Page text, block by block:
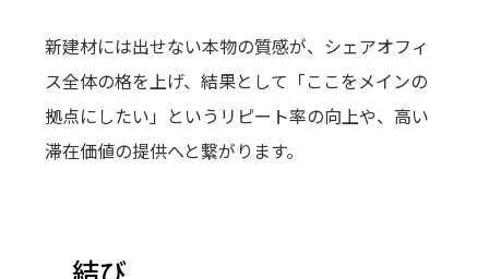
新建材には出せない本物の質感が、シェアオフィ
ス全体の格を上げ、結果として「ここをメインの
拠点にしたい」というリピート率の向上や、高い
滞在価値の提供へと繋がります。